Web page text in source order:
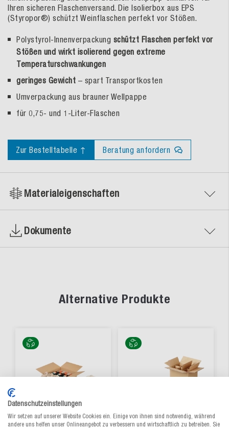
Ihren sicheren Flaschenversand. Die Isolierbox aus EPS
(Styropor®) schützt Weinflaschen perfekt vor Stößen.
Polystyrol-Innenverpackung schützt Flaschen perfekt vor
Stößen und wirkt isolierend gegen extreme
Temperaturschwankungen
geringes Gewicht – spart Transportkosten
Umverpackung aus brauner Wellpappe
für 0,75- und 1-Liter-Flaschen
Zur Bestelltabelle ↑ Beratung anfordern
Materialeigenschaften
Dokumente
Alternative Produkte
Datenschutzeinstellungen
Wir setzen auf unserer Website Cookies ein. Einige von ihnen sind notwendig, während
andere uns helfen unser Onlineangebot zu verbessern und wirtschaftlich zu betreiben. Sie